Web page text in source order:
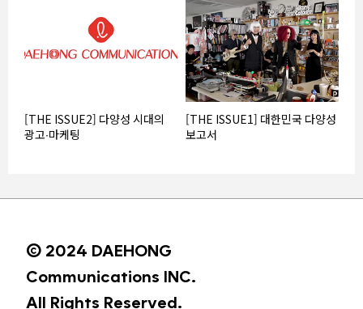
[THE ISSUE2] 다양성 시대의
광고∙마케팅
[THE ISSUE1] 대한민국 다양성
보고서
© 2024 DAEHONG
Communications INC.
All Rights Reserved.